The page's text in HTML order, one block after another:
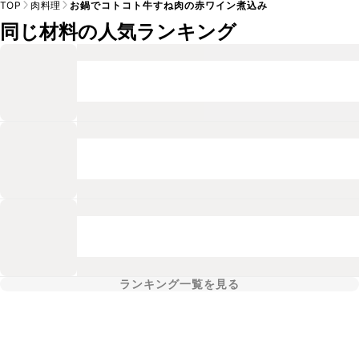
TOP 肉料理 お鍋でコトコト牛すね肉の赤ワイン煮込み
同じ材料の人気ランキング
ランキング一覧を見る